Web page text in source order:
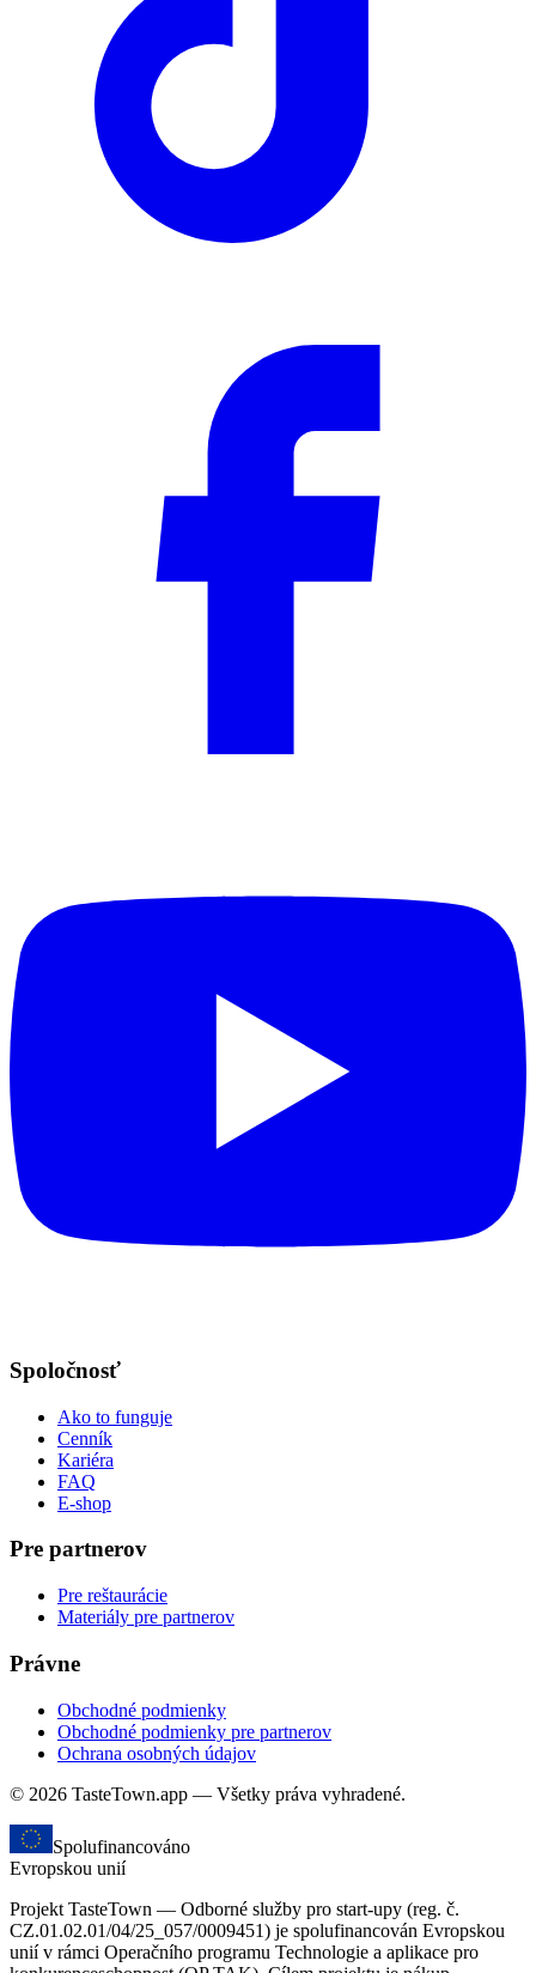
Spoločnosť
Ako to funguje
Cenník
Kariéra
FAQ
E-shop
Pre partnerov
Pre reštaurácie
Materiály pre partnerov
Právne
Obchodné podmienky
Obchodné podmienky pre partnerov
Ochrana osobných údajov
© 2026 TasteTown.app — Všetky práva vyhradené.
Spolufinancováno
Evropskou unií
Projekt TasteTown — Odborné služby pro start-upy (reg. č.
CZ.01.02.01/04/25_057/0009451) je spolufinancován Evropskou
unií v rámci Operačního programu Technologie a aplikace pro